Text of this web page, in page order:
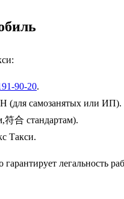
90-20.
(для самозанятых или ИП).
符合 стандартам).
Такси.
легальность